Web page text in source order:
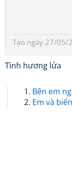
Tạo ngày 27/05/
Tình hương lửa
Bên em
Em và biển